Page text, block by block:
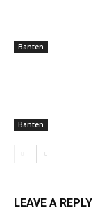
Banten
Banten
LEAVE A REPLY